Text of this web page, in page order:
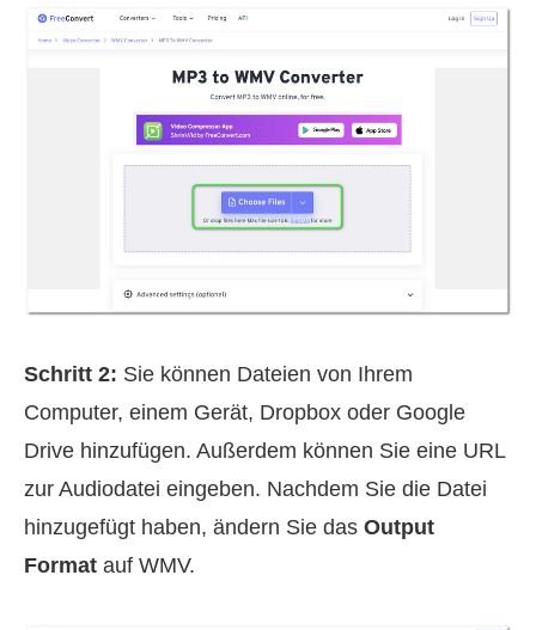
Schritt 2: Sie können Dateien von Ihrem
Computer, einem Gerät, Dropbox oder Google
Drive hinzufügen. Außerdem können Sie eine URL
zur Audiodatei eingeben. Nachdem Sie die Datei
hinzugefügt haben, ändern Sie das Output
Format auf WMV.